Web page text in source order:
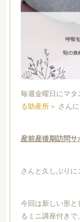
毎週金曜日にマ
る助産所＞ さん
産前産後期訪問サ
さんと久しぶり
今回は新しい形
るミニ講座付き